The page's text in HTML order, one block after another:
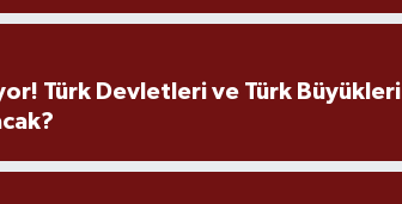
Türk Devletleri ve Türk Büyükleri